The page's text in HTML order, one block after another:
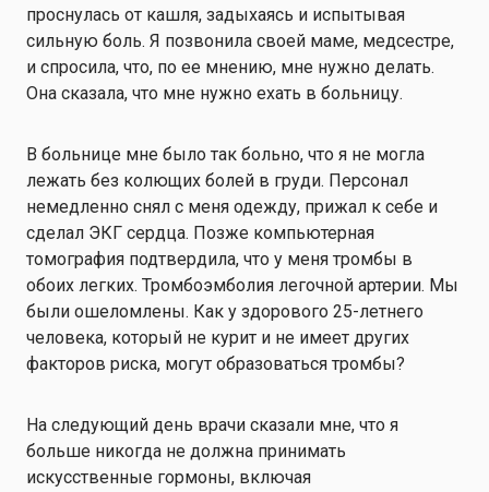
проснулась от кашля, задыхаясь и испытывая
сильную боль. Я позвонила своей маме, медсестре,
и спросила, что, по ее мнению, мне нужно делать.
Она сказала, что мне нужно ехать в больницу.
В больнице мне было так больно, что я не могла
лежать без колющих болей в груди. Персонал
немедленно снял с меня одежду, прижал к себе и
сделал ЭКГ сердца. Позже компьютерная
томография подтвердила, что у меня тромбы в
обоих легких. Тромбоэмболия легочной артерии. Мы
были ошеломлены. Как у здорового 25-летнего
человека, который не курит и не имеет других
факторов риска, могут образоваться тромбы?
На следующий день врачи сказали мне, что я
больше никогда не должна принимать
искусственные гормоны, включая